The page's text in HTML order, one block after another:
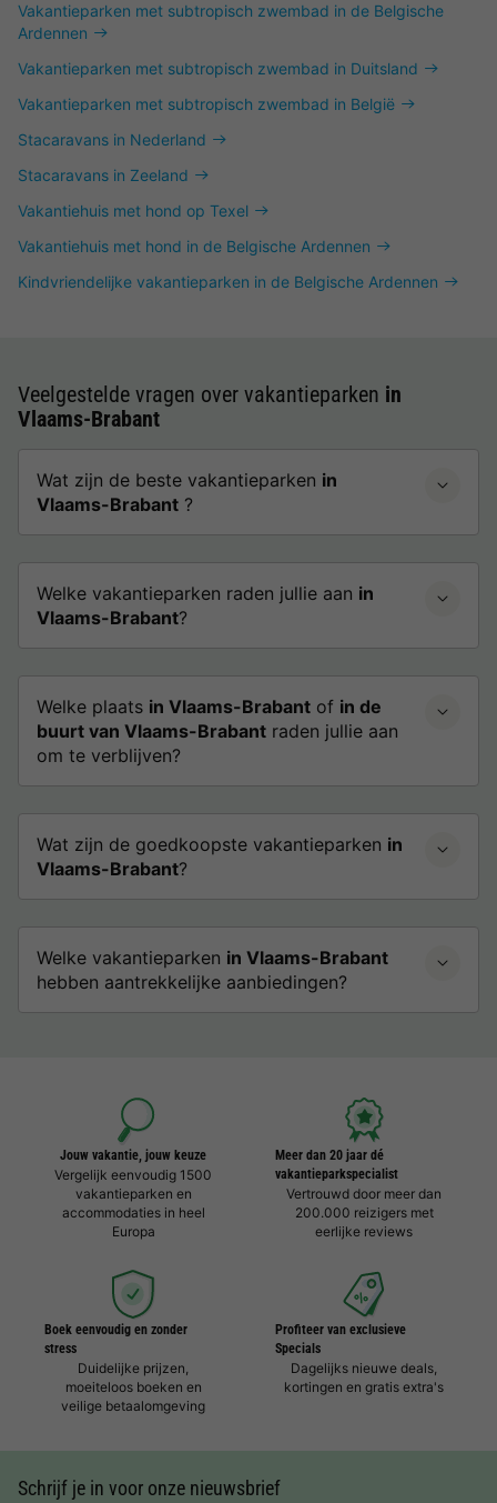
Vakantieparken met subtropisch zwembad in de Belgische
Ardennen
Vakantieparken met subtropisch zwembad in Duitsland
Vakantieparken met subtropisch zwembad in België
Stacaravans in Nederland
Stacaravans in Zeeland
Vakantiehuis met hond op Texel
Vakantiehuis met hond in de Belgische Ardennen
Kindvriendelijke vakantieparken in de Belgische Ardennen
Veelgestelde vragen over vakantieparken in
Vlaams-Brabant
Wat zijn de beste vakantieparken in
Vlaams-Brabant ?
Welke vakantieparken raden jullie aan in
Vlaams-Brabant?
Welke plaats in Vlaams-Brabant of in de
buurt van Vlaams-Brabant raden jullie aan
om te verblijven?
Wat zijn de goedkoopste vakantieparken in
Vlaams-Brabant?
Welke vakantieparken in Vlaams-Brabant
hebben aantrekkelijke aanbiedingen?
Jouw vakantie, jouw keuze
Vergelijk eenvoudig 1500
vakantieparken en
accommodaties in heel
Europa
Meer dan 20 jaar dé
vakantieparkspecialist
Vertrouwd door meer dan
200.000 reizigers met
eerlijke reviews
Boek eenvoudig en zonder
stress
Duidelijke prijzen,
moeiteloos boeken en
veilige betaalomgeving
Profiteer van exclusieve
Specials
Dagelijks nieuwe deals,
kortingen en gratis extra's
Schrijf je in voor onze nieuwsbrief